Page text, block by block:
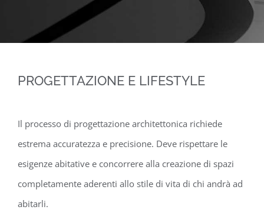
PROGETTAZIONE E LIFESTYLE
Il processo di progettazione architettonica richiede
estrema accuratezza e precisione. Deve rispettare le
esigenze abitative e concorrere alla creazione di spazi
completamente aderenti allo stile di vita di chi andrà ad
abitarli.